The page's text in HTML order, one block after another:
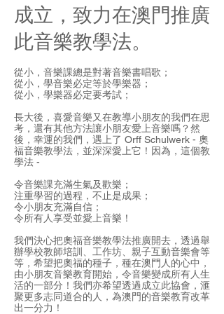
成立，致力在澳門推廣
此音樂教學法。
從小，音樂課總是對著音樂書唱歌；
從小，學音樂必定等於學樂器；
從小，學樂器必定要考試；
長大後，喜愛音樂又在教導小朋友的我們在思
考，還有其他方法讓小朋友愛上音樂嗎？然
後，幸運的我們，遇上了 Orff Schulwerk - 奧
福音樂教學法，並深深愛上它！因為，這個教
學法 -
令音樂課充滿生氣及歡樂；
注重學習的過程，不止是成果；
令小朋友充滿自信；
令所有人享受並愛上音樂！
我們決心把奧福音樂教學法推廣開去，透過舉
辦學校教師培訓、工作坊、親子互動音樂會等
等，希望把奧福的種子，種在澳門人的心中，
由小朋友音樂教育開始，令音樂變成所有人生
活的一部分！我們亦希望透過成立此協會，滙
聚更多志同道合的人，為澳門的音樂教育改革
出一分力！